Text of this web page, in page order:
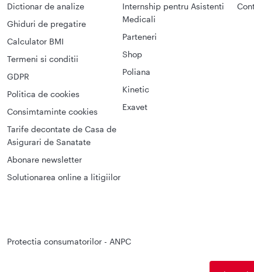
Dictionar de analize
Ghiduri de pregatire
Calculator BMI
Termeni si conditii
GDPR
Politica de cookies
Consimtaminte cookies
Tarife decontate de Casa de
Asigurari de Sanatate
Abonare newsletter
Solutionarea online a litigiilor
Internship pentru Asistenti
Medicali
Parteneri
Shop
Poliana
Kinetic
Exavet
Protectia consumatorilor - ANPC